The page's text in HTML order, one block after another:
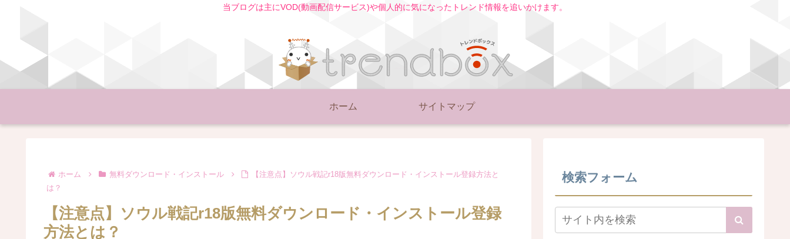
当ブログは主にVOD(動画配信サービス)や個人的に気になったトレンド情報を追いかけます。
ホーム サイトマップ
ホーム 無料ダウンロード・インストール
【注意点】ソウル戦記r18版無料ダウンロード・インストール登録方法と
は？
【注意点】ソウル戦記r18版無料ダウンロード・インストール登録
方法とは？
検索フォーム